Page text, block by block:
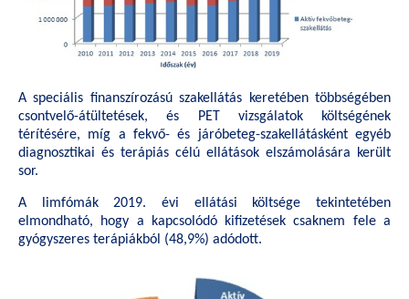
A speciális finanszírozású szakellátás keretében többségében
csontvelő-átültetések, és PET vizsgálatok költségének
térítésére, míg a fekvő- és járóbeteg-szakellátásként egyéb
diagnosztikai és terápiás célú ellátások elszámolására került
sor.
A limfómák 2019. évi ellátási költsége tekintetében
elmondható, hogy a kapcsolódó kifizetések csaknem fele a
gyógyszeres terápiákból (48,9%) adódott.